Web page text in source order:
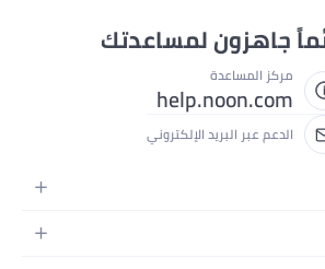
جاهزون لمساعدتك
مركز المساعدة
help.noon.com
الدعم عبر البريد الإلكتروني